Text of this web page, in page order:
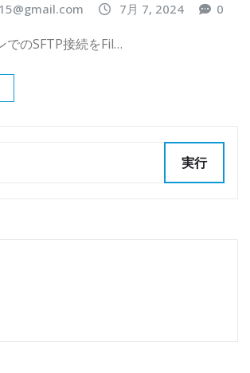
7月 7, 2024 0
でのSFTP接続をFil…
実行